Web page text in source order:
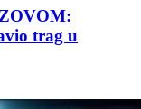
trag u